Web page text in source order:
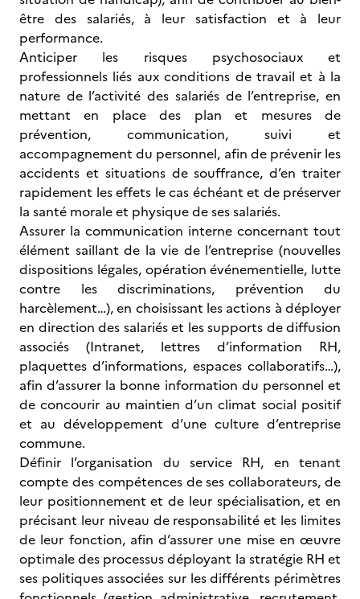
être des salariés, à leur satisfaction et à leur
performance.
Anticiper les risques psychosociaux et
professionnels liés aux conditions de travail et à la
nature de l’activité des salariés de l’entreprise, en
mettant en place des plan et mesures de
prévention, communication, suivi et
accompagnement du personnel, afin de prévenir les
accidents et situations de souffrance, d’en traiter
rapidement les effets le cas échéant et de préserver
la santé morale et physique de ses salariés.
Assurer la communication interne concernant tout
élément saillant de la vie de l’entreprise (nouvelles
dispositions légales, opération événementielle, lutte
contre les discriminations, prévention du
harcèlement…), en choisissant les actions à déployer
en direction des salariés et les supports de diffusion
associés (Intranet, lettres d’information RH,
plaquettes d’informations, espaces collaboratifs…),
afin d’assurer la bonne information du personnel et
de concourir au maintien d’un climat social positif
et au développement d’une culture d’entreprise
commune.
Définir l’organisation du service RH, en tenant
compte des compétences de ses collaborateurs, de
leur positionnement et de leur spécialisation, et en
précisant leur niveau de responsabilité et les limites
de leur fonction, afin d’assurer une mise en œuvre
optimale des processus déployant la stratégie RH et
ses politiques associées sur les différents périmètres